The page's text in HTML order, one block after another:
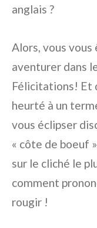
anglais ?
Alors, vous vous
aventurer dans
Félicitations! Et
heurté à un
vous éclipser
« côte de boeuf
sur le cliché le
comment
rougir !